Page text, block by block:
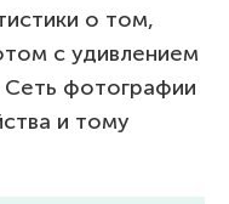
о том,
с удивлением
фотографии
и тому